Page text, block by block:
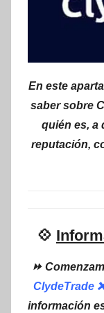
En este
saber sobre
quién es, a
reputación,
💠
⏩
ClydeTrade
información